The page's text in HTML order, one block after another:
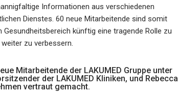
Informationen aus verschiedenen
Dienstes. 60 neue Mitarbeitende sind somit
künftig eine tragende Rolle zu
zu verbessern.
Mitarbeitende der LAKUMED Gruppe unter
der LAKUMED Kliniken, und Rebecca
vertraut gemacht.